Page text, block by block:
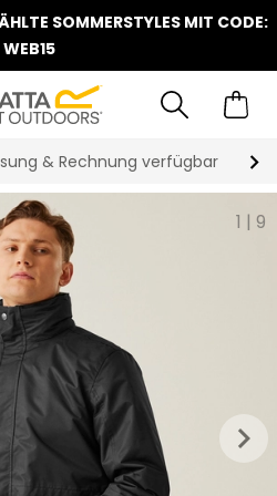
SOMMERSTYLES MIT CODE:
WEB15
& Rechnung verfügbar
1 | 9
keyboard_arrow_right